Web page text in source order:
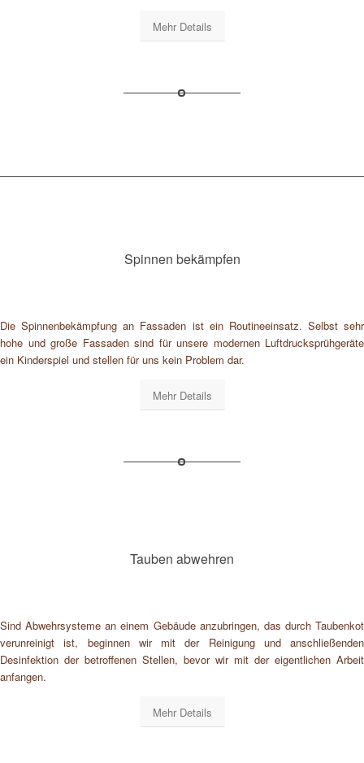
Mehr Details
Spinnen bekämpfen
Die Spinnenbekämpfung an Fassaden ist ein Routineeinsatz. Selbst sehr
hohe und große Fassaden sind für unsere modernen Luftdrucksprühgeräte
ein Kinderspiel und stellen für uns kein Problem dar.
Mehr Details
Tauben abwehren
Sind Abwehrsysteme an einem Gebäude anzubringen, das durch Taubenkot
verunreinigt ist, beginnen wir mit der Reinigung und anschließenden
Desinfektion der betroffenen Stellen, bevor wir mit der eigentlichen Arbeit
anfangen.
Mehr Details